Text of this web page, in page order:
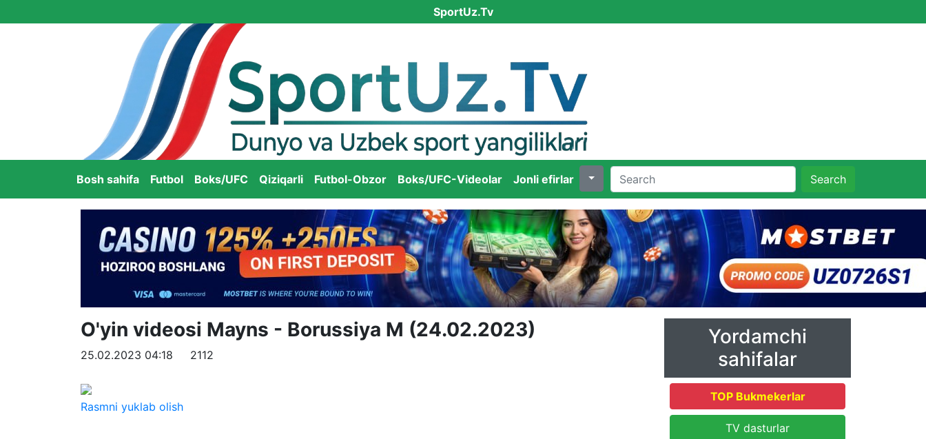
SportUz.Tv
Bosh sahifa Futbol Boks/UFC Qiziqarli Futbol-Obzor Boks/UFC-Videolar Jonli efirlar Search
O'yin videosi Mayns - Borussiya M (24.02.2023)
25.02.2023 04:18 2112
Rasmni yuklab olish
Yordamchi
sahifalar
TOP Bukmekerlar
TV dasturlar